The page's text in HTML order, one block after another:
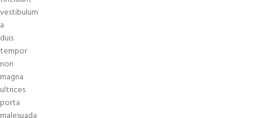
vestibulum
a
duis
tempor
non
magna
ultrices
porta